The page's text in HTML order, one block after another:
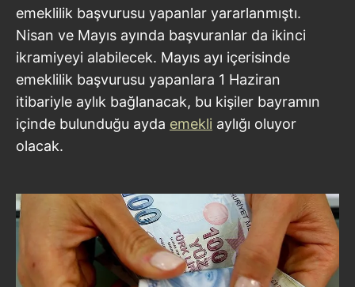
emeklilik başvurusu yapanlar yararlanmıştı.
Nisan ve Mayıs ayında başvuranlar da ikinci
ikramiyeyi alabilecek. Mayıs ayı içerisinde
emeklilik başvurusu yapanlara 1 Haziran
itibariyle aylık bağlanacak, bu kişiler bayramın
içinde bulunduğu ayda emekli aylığı oluyor
olacak.